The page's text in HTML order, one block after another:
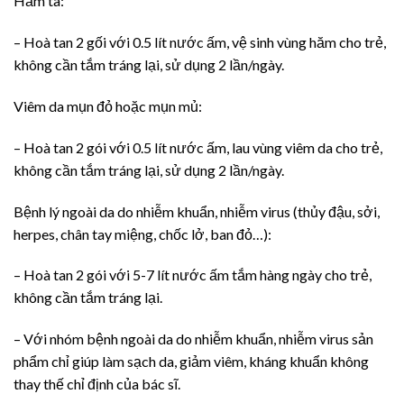
– Hoà tan 2 gối với 0.5 lít nước ấm, vệ sinh vùng hăm cho trẻ,
không cần tắm tráng lại, sử dụng 2 lần/ngày.
Viêm da mụn đỏ hoặc mụn mủ:
– Hoà tan 2 gói với 0.5 lít nước ấm, lau vùng viêm da cho trẻ,
không cần tắm tráng lại, sử dụng 2 lần/ngày.
Bệnh lý ngoài da do nhiễm khuẩn, nhiễm virus (thủy đậu, sởi,
herpes, chân tay miệng, chốc lở, ban đỏ…):
– Hoà tan 2 gói với 5-7 lít nước ấm tắm hàng ngày cho trẻ,
không cần tắm tráng lại.
– Với nhóm bệnh ngoài da do nhiễm khuẩn, nhiễm virus sản
phẩm chỉ giúp làm sạch da, giảm viêm, kháng khuẩn không
thay thế chỉ định của bác sĩ.